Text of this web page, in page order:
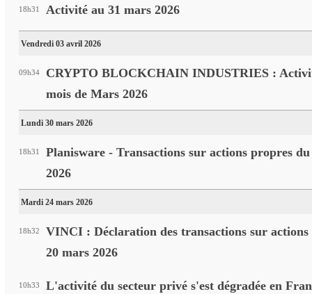
18h31 Activité au 31 mars 2026
Vendredi 03 avril 2026
09h34
CRYPTO BLOCKCHAIN INDUSTRIES :
mois de Mars 2026
Lundi 30 mars 2026
18h31
Planisware - Transactions sur actions propres
2026
Mardi 24 mars 2026
18h32
VINCI : Déclaration des transactions sur
20 mars 2026
10h33 L'activité du secteur privé s'est dégradée en